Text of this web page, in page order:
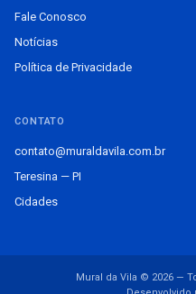
Fale Conosco
Notícias
Política de Privacidade
CONTATO
contato@muraldavila.com.br
Teresina — PI
Cidades
Mural da Vila © 2026 —